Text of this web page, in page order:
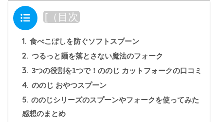
目次 [ （目次
る）]
1. 食べこぼしを防ぐソフトスプーン
2. つるっと麺を落とさない魔法のフォーク
3. 3つの役割を1つで！ののじ カットフォークの口コミ
4. ののじ おやつスプーン
5. ののじシリーズのスプーンやフォークを使ってみた
感想のまとめ